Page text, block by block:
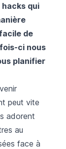
hacks qui
de
ci nous
planifier
peut vite
adorent
au
face à